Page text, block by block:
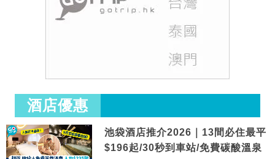
酒店優惠
池袋酒店推介2026｜13間必住最平
$196起/30秒到車站/免費碳酸溫泉